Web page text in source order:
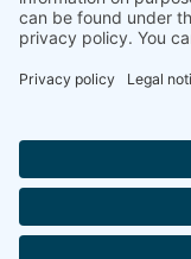
NEWSLETTER
FIRMA